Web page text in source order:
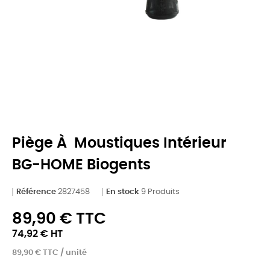
Piège À Moustiques Intérieur
BG-HOME Biogents
Référence 2827458 En stock 9 Produits
89,90 € TTC
74,92 € HT
89,90 € TTC / unité